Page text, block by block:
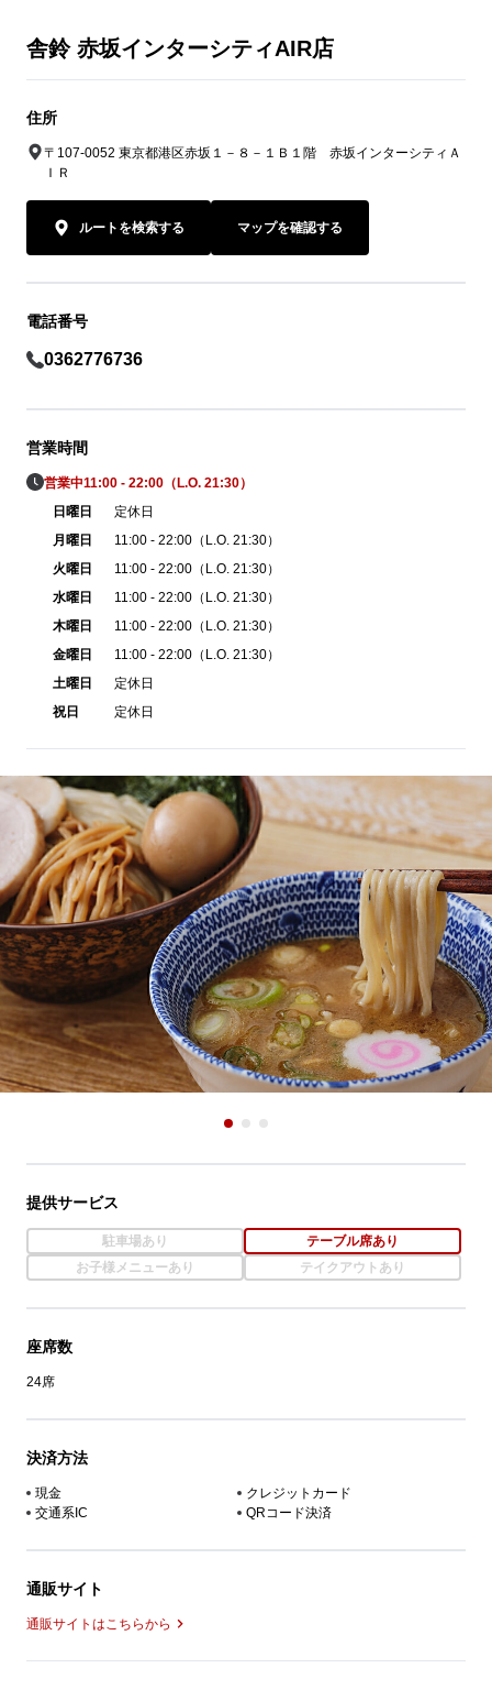
舎鈴 赤坂インターシティAIR店
住所
〒107-0052 東京都港区赤坂１－８－１Ｂ１階 赤坂インターシティＡ
ＩＲ
ルートを検索する マップを確認する
電話番号
0362776736
営業時間
営業中11:00 - 22:00（L.O. 21:30）
日曜日
定休日
月曜日
11:00 - 22:00（L.O. 21:30）
火曜日
11:00 - 22:00（L.O. 21:30）
水曜日
11:00 - 22:00（L.O. 21:30）
木曜日
11:00 - 22:00（L.O. 21:30）
金曜日
11:00 - 22:00（L.O. 21:30）
土曜日
定休日
祝日
定休日
提供サービス
駐車場あり
テーブル席あり
お子様メニューあり
テイクアウトあり
座席数
24席
決済方法
現金
クレジットカード
交通系IC
QRコード決済
通販サイト
通販サイトはこちらから